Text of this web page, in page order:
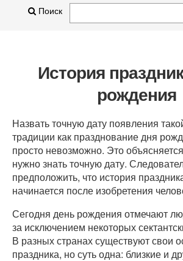
Поиск
История
рождения
Назвать точную дату появления
традиции как празднование дня
просто невозможно. Это
нужно знать точную дату.
предположить, что история
начинается после изобретения
Сегодня день рождения отмечают
за исключением некоторых
В разных странах существуют свои
праздника, но суть одна: близкие и